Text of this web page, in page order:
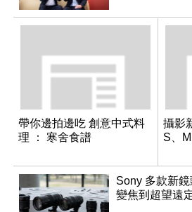
帶你邊拍邊吃 創意中式料
理 ： 寒舍食譜
攝影
S、
Sony 多款新
變焦到超望遠